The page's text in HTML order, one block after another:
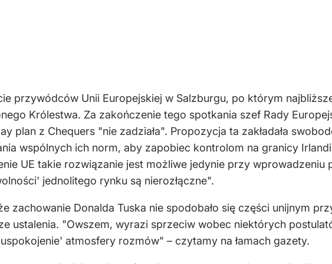
przywódców Unii Europejskiej w Salzburgu, po którym
Królestwa. Za zakończenie tego spotkania szef Rady
plan z Chequers "nie zadziała". Propozycja ta zakładała
wspólnych ich norm, aby zapobiec kontrolom na granicy
UE takie rozwiązanie jest możliwe jedynie przy wprowadzeniu
jednolitego rynku są nierozłączne".
zachowanie Donalda Tuska nie spodobało się części unijnym
ustalenia. "Owszem, wyrazi sprzeciw wobec niektórych
atmosfery rozmów" – czytamy na łamach gazety.